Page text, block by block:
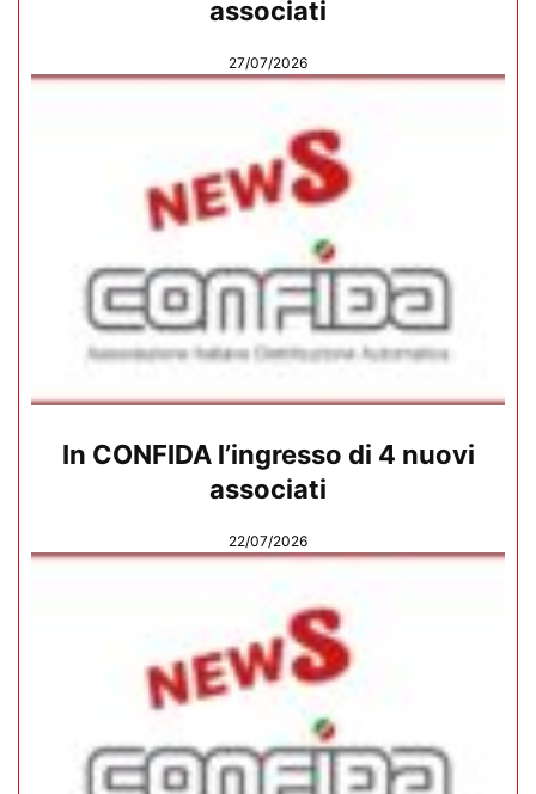
associati
27/07/2026
In CONFIDA l’ingresso di 4 nuovi
associati
22/07/2026